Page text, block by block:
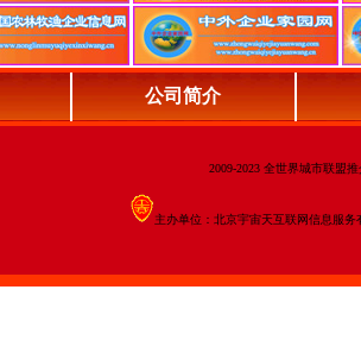
公司简介
2009-2023 全世界城市联盟
主办单位：北京宇宙天互联网信息服